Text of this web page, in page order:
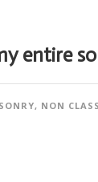
entire
, NON